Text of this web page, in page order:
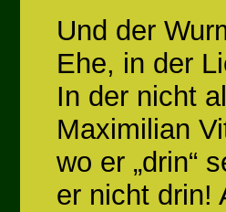
Und der
Ehe, in der
In der nicht
Maximilian
wo er „drin“
er nicht drin!